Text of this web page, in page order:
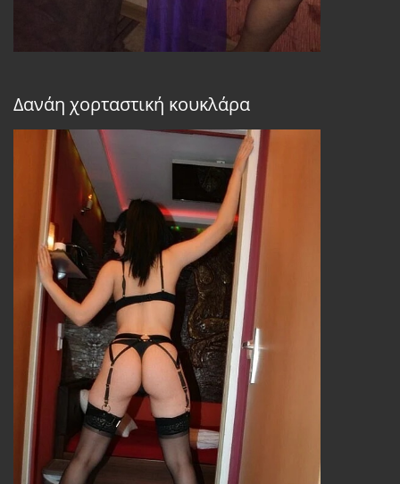
Δανάη χορταστική κουκλάρα